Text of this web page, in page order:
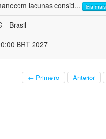
lacunas consid... leia mais
- Brasil
BRT 2027
← Primeiro Anterior